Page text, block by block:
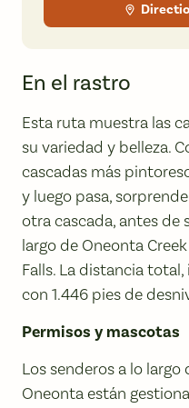
En el rastro
Esta ruta muestra las
su variedad y belleza.
cascadas más
y luego pasa,
otra cascada, antes de
largo de Oneonta
Falls. La distancia
con 1.446 pies de
Permisos y mascotas
Los senderos a lo
Oneonta están